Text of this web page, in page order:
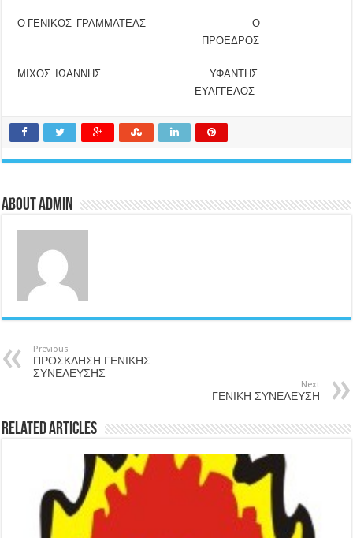
Ο ΓΕΝΙΚΟΣ ΓΡΑΜΜΑΤΕΑΣ Ο
ΠΡΟΕΔΡΟΣ
ΜΙΧΟΣ ΙΩΑΝΝΗΣ ΥΦΑΝΤΗΣ
ΕΥΑΓΓΕΛΟΣ
About admin
Previous
ΠΡΟΣΚΛΗΣΗ ΓΕΝΙΚΗΣ
ΣΥΝΕΛΕΥΣΗΣ
Next
ΓΕΝΙΚΗ ΣΥΝΕΛΕΥΣΗ
Related Articles